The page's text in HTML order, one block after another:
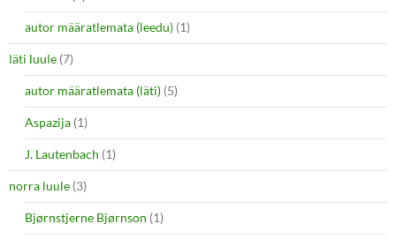
autor määratlemata (leedu) (1)
läti luule (7)
autor määratlemata (läti) (5)
Aspazija (1)
J. Lautenbach (1)
norra luule (3)
Bjørnstjerne Bjørnson (1)